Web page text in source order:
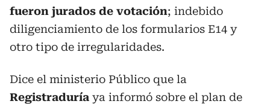
fueron jurados de votación; indebido
diligenciamiento de los formularios E14 y
otro tipo de irregularidades.
Dice el ministerio Público que la
Registraduría ya informó sobre el plan de